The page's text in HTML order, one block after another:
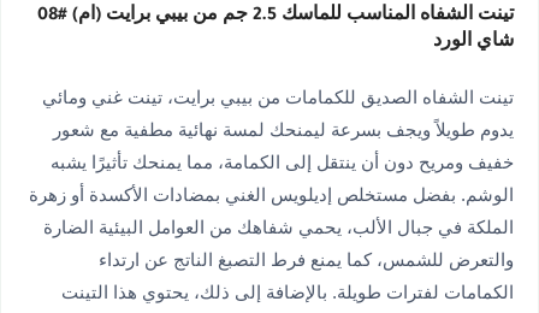
تينت الشفاه المناسب للماسك 2.5 جم من بيبي برايت (ام) #08
شاي الورد
تينت الشفاه الصديق للكمامات من بيبي برايت، تينت غني ومائي
يدوم طويلاً ويجف بسرعة ليمنحك لمسة نهائية مطفية مع شعور
خفيف ومريح دون أن ينتقل إلى الكمامة، مما يمنحك تأثيرًا يشبه
الوشم. بفضل مستخلص إديلويس الغني بمضادات الأكسدة أو زهرة
الملكة في جبال الألب، يحمي شفاهك من العوامل البيئية الضارة
والتعرض للشمس، كما يمنع فرط التصبغ الناتج عن ارتداء
الكمامات لفترات طويلة. بالإضافة إلى ذلك، يحتوي هذا التينت